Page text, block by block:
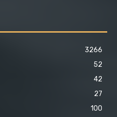
3266
52
42
27
100